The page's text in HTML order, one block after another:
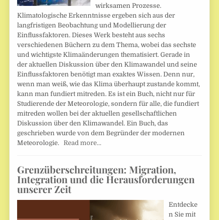
wirksamen Prozesse.
Klimatologische Erkenntnisse ergeben sich aus der
langfristigen Beobachtung und Modellierung der
Einflussfaktoren. Dieses Werk besteht aus sechs
verschiedenen Büchern zu dem Thema, wobei das sechste
und wichtigste Klimaänderungen thematisiert. Gerade in
der aktuellen Diskussion über den Klimawandel und seine
Einflussfaktoren benötigt man exaktes Wissen. Denn nur,
wenn man weiß, wie das Klima überhaupt zustande kommt,
kann man fundiert mitreden. Es ist ein Buch, nicht nur für
Studierende der Meteorologie, sondern für alle, die fundiert
mitreden wollen bei der aktuellen gesellschaftlichen
Diskussion über den Klimawandel. Ein Buch, das
geschrieben wurde von dem Begründer der modernen
Meteorologie. Read more…
Grenzüberschreitungen: Migration,
Integration und die Herausforderungen
unserer Zeit
Entdecke
n Sie mit